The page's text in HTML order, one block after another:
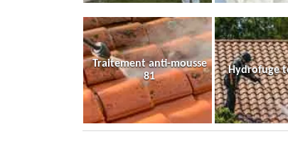
Traitement anti-mousse
81
Hydrofuge